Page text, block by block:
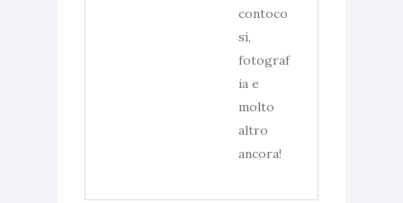
contoco
si,
fotograf
ia e
molto
altro
ancora!